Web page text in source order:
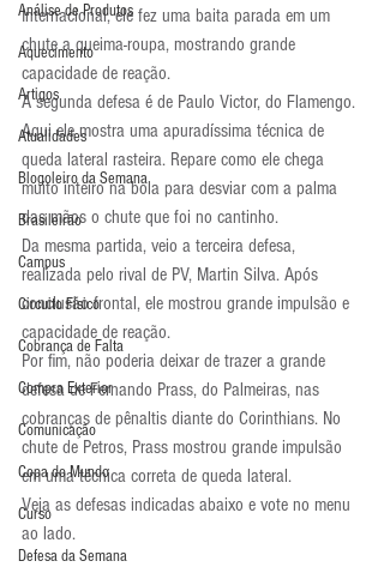
Análise de Produtos
Aquecimento
Artigos
Atualidades
Blogoleiro da Semana
Brasileirão
Campus
Circuito Físico
Cobrança de Falta
Compra Exterior
Comunicação
Copa do Mundo
Curso
Defesa da Semana
Internacional, ele fez uma baita parada em um
chute a queima-roupa, mostrando grande
capacidade de reação.
A segunda defesa é de Paulo Victor, do Flamengo.
Aqui ele mostra uma apuradíssima técnica de
queda lateral rasteira. Repare como ele chega
muito inteiro na bola para desviar com a palma
das mãos o chute que foi no cantinho.
Da mesma partida, veio a terceira defesa,
realizada pelo rival de PV, Martin Silva. Após
conclusão frontal, ele mostrou grande impulsão e
capacidade de reação.
Por fim, não poderia deixar de trazer a grande
defesa de Fernando Prass, do Palmeiras, nas
cobranças de pênaltis diante do Corinthians. No
chute de Petros, Prass mostrou grande impulsão
em uma técnica correta de queda lateral.
Veja as defesas indicadas abaixo e vote no menu
ao lado.